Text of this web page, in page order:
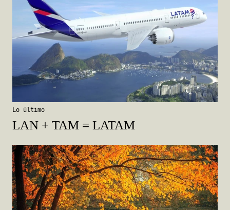
Lo último
LAN + TAM = LATAM